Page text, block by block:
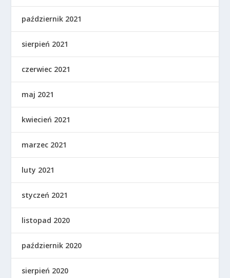
październik 2021
sierpień 2021
czerwiec 2021
maj 2021
kwiecień 2021
marzec 2021
luty 2021
styczeń 2021
listopad 2020
październik 2020
sierpień 2020